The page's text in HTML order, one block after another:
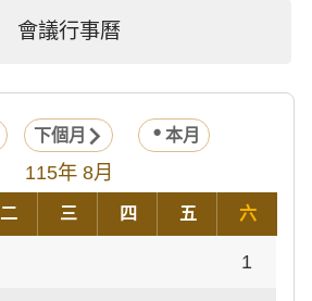
會議行事曆
下個月 本月
115年 8月
二 三 四 五 六
1